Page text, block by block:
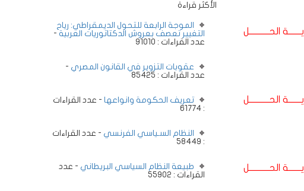
ايـــــــة الحـــــــــــل
ايـــــــة الحـــــــــــل
ايـــــــة الحـــــــــــل
الأكثر قراءة
الموجة الرابعة للتحول الديمقراطي: رياح
التغيير تعصف بعروش الدكتاتوريات العربية -
عدد القراءات : 91010
عقوبات التزوير في القانون المصري -
عدد القراءات : 85425
تعريف الحكومة وانواعها - عدد القراءات
: 61774
النظام السـياسي الفرنسي - عدد القراءات
: 58449
طبيعة النظام السياسي البريطاني - عدد
القراءات : 55902